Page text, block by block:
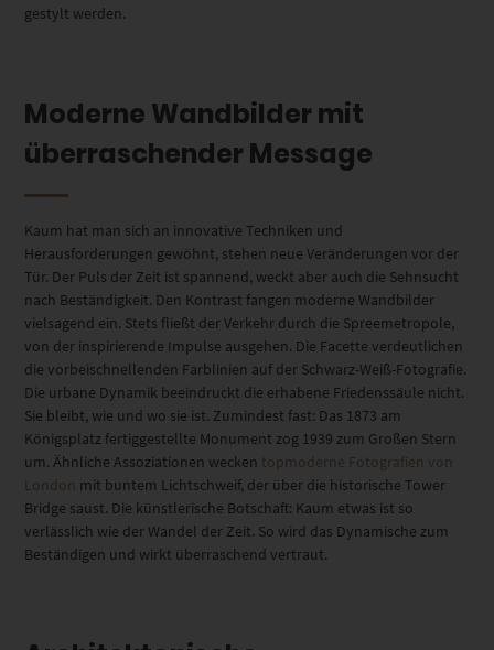
gestylt werden.
Moderne Wandbilder mit
überraschender Message
Kaum hat man sich an innovative Techniken und
Herausforderungen gewöhnt, stehen neue Veränderungen vor der
Tür. Der Puls der Zeit ist spannend, weckt aber auch die Sehnsucht
nach Beständigkeit. Den Kontrast fangen moderne Wandbilder
vielsagend ein. Stets fließt der Verkehr durch die Spreemetropole,
von der inspirierende Impulse ausgehen. Die Facette verdeutlichen
die vorbeischnellenden Farblinien auf der Schwarz-Weiß-Fotografie.
Die urbane Dynamik beeindruckt die erhabene Friedenssäule nicht.
Sie bleibt, wie und wo sie ist. Zumindest fast: Das 1873 am
Königsplatz fertiggestellte Monument zog 1939 zum Großen Stern
um. Ähnliche Assoziationen wecken topmoderne Fotografien von
London mit buntem Lichtschweif, der über die historische Tower
Bridge saust. Die künstlerische Botschaft: Kaum etwas ist so
verlässlich wie der Wandel der Zeit. So wird das Dynamische zum
Beständigen und wirkt überraschend vertraut.